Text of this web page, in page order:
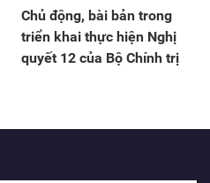
Chủ động, bài bản trong
triển khai thực hiện Nghị
quyết 12 của Bộ Chính trị